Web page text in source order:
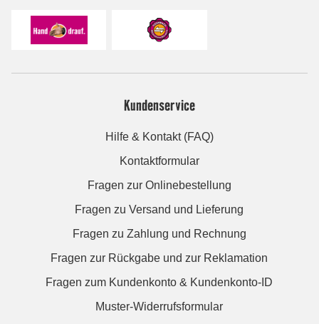
Kundenservice
Hilfe & Kontakt (FAQ)
Kontaktformular
Fragen zur Onlinebestellung
Fragen zu Versand und Lieferung
Fragen zu Zahlung und Rechnung
Fragen zur Rückgabe und zur Reklamation
Fragen zum Kundenkonto & Kundenkonto-ID
Muster-Widerrufsformular